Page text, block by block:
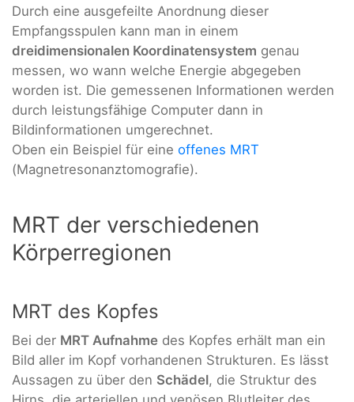
Durch eine ausgefeilte Anordnung dieser
Empfangsspulen kann man in einem
dreidimensionalen Koordinatensystem genau
messen, wo wann welche Energie abgegeben
worden ist. Die gemessenen Informationen werden
durch leistungsfähige Computer dann in
Bildinformationen umgerechnet.
Oben ein Beispiel für eine offenes MRT
(Magnetresonanztomografie).
MRT der verschiedenen
Körperregionen
MRT des Kopfes
Bei der MRT Aufnahme des Kopfes erhält man ein
Bild aller im Kopf vorhandenen Strukturen. Es lässt
Aussagen zu über den Schädel, die Struktur des